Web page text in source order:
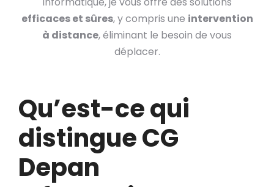
efficaces et sûres, y compris une intervention
à distance, éliminant le besoin de vous
déplacer.
Qu’est-ce qui
distingue CG
Depan